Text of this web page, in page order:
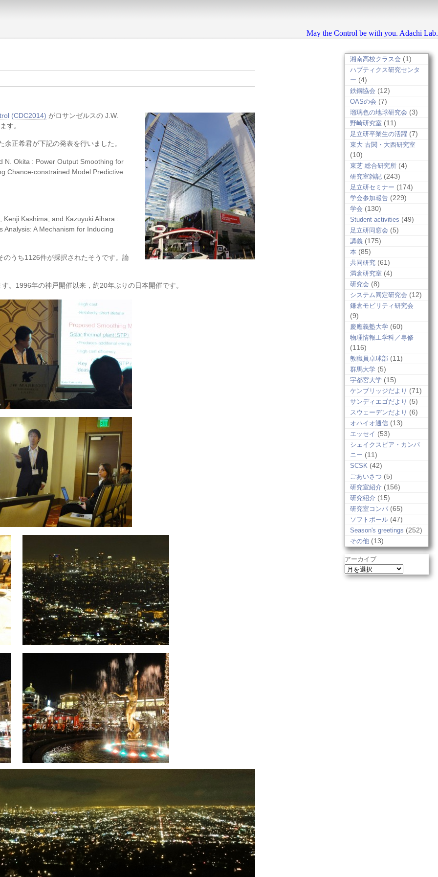
May the Control be with you. Adachi Lab.
(CDC2014) がロサンゼルスの J.W.
す。
正希君が下記の発表を行いました。
N. Okita : Power Output Smoothing for
Chance-constrained Model Predictive
Kashima, and Kazuyuki Aihara :
A Mechanism for Inducing
うち1126件が採択されたそうです。論
。1996年の神戸開催以来，約20年ぶりの日本開催です。
湘南高校クラス会 (1)
ハプティクス研究センタ
ー (4)
鉄鋼協会 (12)
OASの会 (7)
瑠璃色の地球研究会 (3)
野崎研究室 (11)
足立研卒業生の活躍 (7)
東大 古関・大西研究室
(10)
東芝 総合研究所 (4)
研究室雑記 (243)
足立研セミナー (174)
学会参加報告 (229)
学会 (130)
Student activities (49)
足立研同窓会 (5)
講義 (175)
本 (85)
共同研究 (61)
満倉研究室 (4)
研究会 (8)
システム同定研究会 (12)
鎌倉モビリティ研究会
(9)
慶應義塾大学 (60)
物理情報工学科／専修
(116)
教職員卓球部 (11)
群馬大学 (5)
宇都宮大学 (15)
ケンブリッジだより (71)
サンディエゴだより (5)
スウェーデンだより (6)
オハイオ通信 (13)
エッセイ (53)
シェイクスピア・カンパ
ニー (11)
SCSK (42)
ごあいさつ (5)
研究室紹介 (156)
研究紹介 (15)
研究室コンパ (65)
ソフトボール (47)
Season's greetings (252)
その他 (13)
アーカイブ